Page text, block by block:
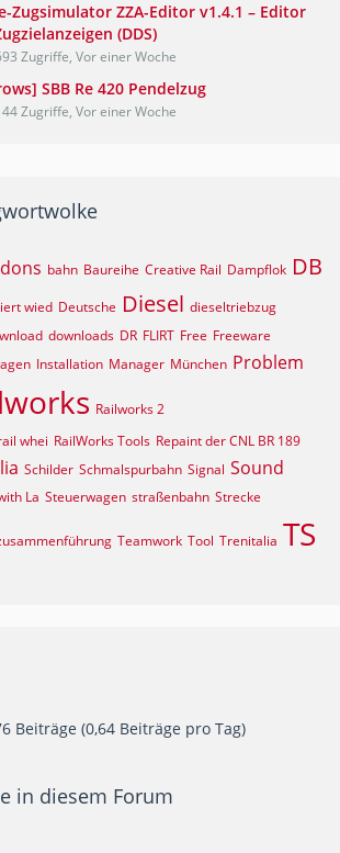
Zugsimulator ZZA-Editor v1.4.1 – Editor
(DDS)
Zugriffe, Vor einer Woche
SBB Re 420 Pendelzug
Zugriffe, Vor einer Woche
bahn Baureihe Creative Rail Dampflok DB
wied Deutsche Diesel dieseltriebzug
downloads DR FLIRT Free Freeware
Installation Manager München Problem
Railworks 2
whei RailWorks Tools Repaint der CNL BR 189
Schilder Schmalspurbahn Signal Sound
La Steuerwagen straßenbahn Strecke
Teamwork Tool Trenitalia TS
Beiträge (0,64 Beiträge pro Tag)
in diesem Forum